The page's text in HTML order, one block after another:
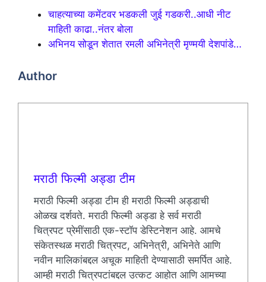
चाहत्याच्या कमेंटवर भडकली जुई गडकरी..आधी नीट
माहिती काढा..नंतर बोला
अभिनय सोडून शेतात रमली अभिनेत्री मृण्मयी देशपांडे…
Author
मराठी फिल्मी अड्डा टीम
मराठी फिल्मी अड्डा टीम ही मराठी फिल्मी अड्डाची
ओळख दर्शवते. मराठी फिल्मी अड्डा हे सर्व मराठी
चित्रपट प्रेमींसाठी एक-स्टॉप डेस्टिनेशन आहे. आमचे
संकेतस्थळ मराठी चित्रपट, अभिनेत्री, अभिनेते आणि
नवीन मालिकांबद्दल अचूक माहिती देण्यासाठी समर्पित आहे.
आम्ही मराठी चित्रपटांबद्दल उत्कट आहोत आणि आमच्या